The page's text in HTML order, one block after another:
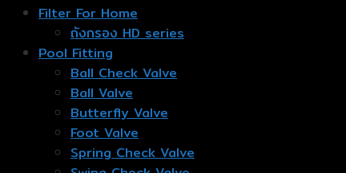
Filter For Home
ถังกรอง HD series
Pool Fitting
Ball Check Valve
Ball Valve
Butterfly Valve
Foot Valve
Spring Check Valve